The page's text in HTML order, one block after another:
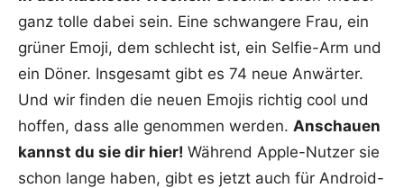
ganz tolle dabei sein. Eine schwangere Frau, ein
grüner Emoji, dem schlecht ist, ein Selfie-Arm und
ein Döner. Insgesamt gibt es 74 neue Anwärter.
Und wir finden die neuen Emojis richtig cool und
hoffen, dass alle genommen werden. Anschauen
kannst du sie dir hier! Während Apple-Nutzer sie
schon lange haben, gibt es jetzt auch für Android-